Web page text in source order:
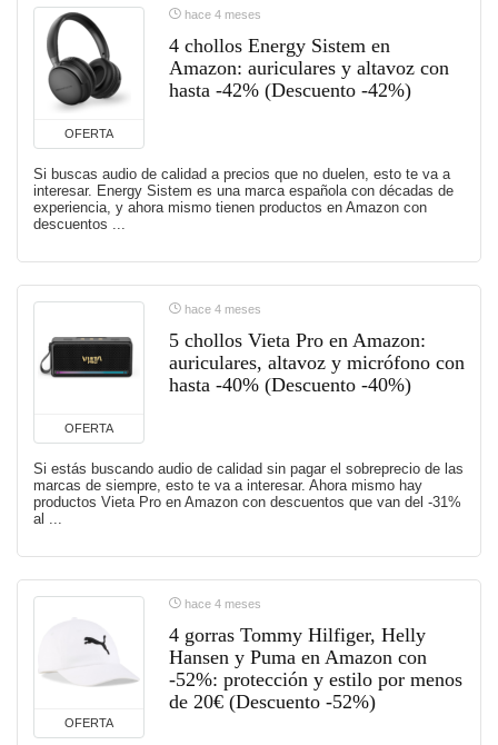
OFERTA
hace 4 meses
4 chollos Energy Sistem en
Amazon: auriculares y altavoz con
hasta -42% (Descuento -42%)
Si buscas audio de calidad a precios que no duelen, esto te va a
interesar. Energy Sistem es una marca española con décadas de
experiencia, y ahora mismo tienen productos en Amazon con
descuentos ...
OFERTA
hace 4 meses
5 chollos Vieta Pro en Amazon:
auriculares, altavoz y micrófono con
hasta -40% (Descuento -40%)
Si estás buscando audio de calidad sin pagar el sobreprecio de las
marcas de siempre, esto te va a interesar. Ahora mismo hay
productos Vieta Pro en Amazon con descuentos que van del -31%
al ...
OFERTA
hace 4 meses
4 gorras Tommy Hilfiger, Helly
Hansen y Puma en Amazon con
-52%: protección y estilo por menos
de 20€ (Descuento -52%)